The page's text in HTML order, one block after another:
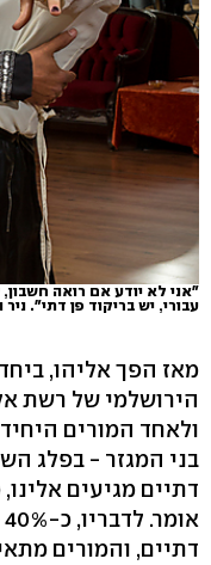
"אני לא יודע אם רואה
עבורי, יש בריקוד פן דתי". ניר
מאז הפך אליהו,
הירושלמי של רשת
ולאחד המורים
בני המגזר - בפלג
דתיים מגיעים
דתיים, והמורים